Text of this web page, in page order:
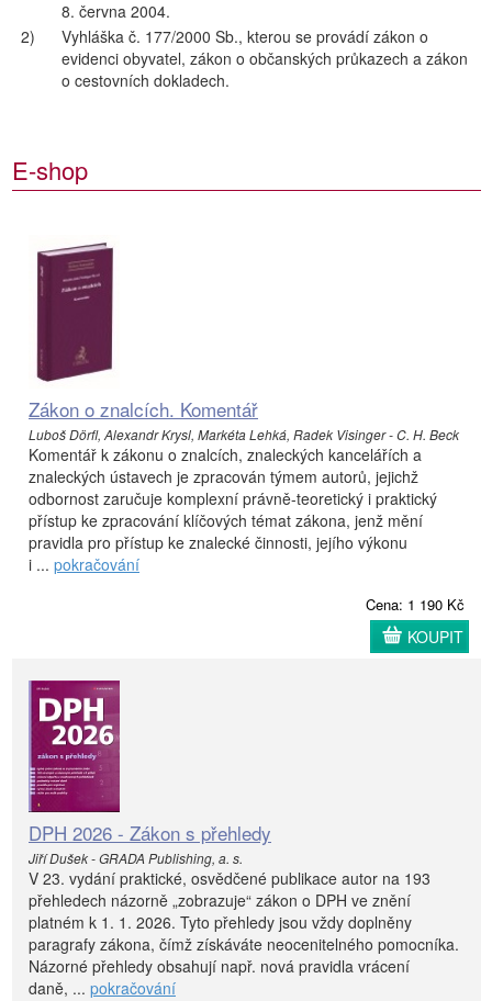
8. června 2004.
2)
Vyhláška č. 177/2000 Sb., kterou se provádí zákon o
evidenci obyvatel, zákon o občanských průkazech a zákon
o cestovních dokladech.
E-shop
Zákon o znalcích. Komentář
Luboš Dörfl, Alexandr Krysl, Markéta Lehká, Radek Visinger - C. H. Beck
Komentář k zákonu o znalcích, znaleckých kancelářích a
znaleckých ústavech je zpracován týmem autorů, jejichž
odbornost zaručuje komplexní právně-teoretický i praktický
přístup ke zpracování klíčových témat zákona, jenž mění
pravidla pro přístup ke znalecké činnosti, jejího výkonu
i ... pokračování
Cena: 1 190 Kč
KOUPIT
DPH 2026 - Zákon s přehledy
Jiří Dušek - GRADA Publishing, a. s.
V 23. vydání praktické, osvědčené publikace autor na 193
přehledech názorně „zobrazuje“ zákon o DPH ve znění
platném k 1. 1. 2026. Tyto přehledy jsou vždy doplněny
paragrafy zákona, čímž získáváte neocenitelného pomocníka.
Názorné přehledy obsahují např. nová pravidla vrácení
daně, ... pokračování